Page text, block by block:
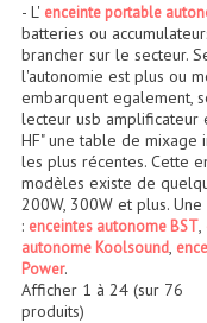
- L' enceinte portable
batteries ou
brancher sur le secteur.
l'autonomie est plus ou
embarquent egalement,
lecteur usb amplificateur
HF" une table de
les plus récentes. Cette
modèles existe de
200W, 300W et plus.
: enceintes autonome BST,
autonome Koolsound,
Power.
Afficher 1 à 24(sur 76
produits)